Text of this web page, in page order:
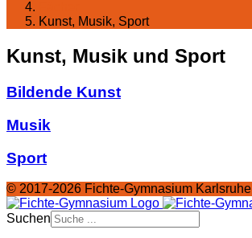
Kunst, Musik, Sport
Kunst, Musik und Sport
Bildende Kunst
Musik
Sport
© 2017-2026 Fichte-Gymnasium Karlsruhe
Suchen